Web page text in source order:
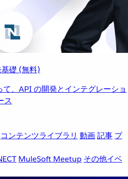
礎 (無料)
、API の開発とインテグレーショ
ス
コンテンツライブラリ 動画記事 プ
MuleSoft Meetup その他イベ